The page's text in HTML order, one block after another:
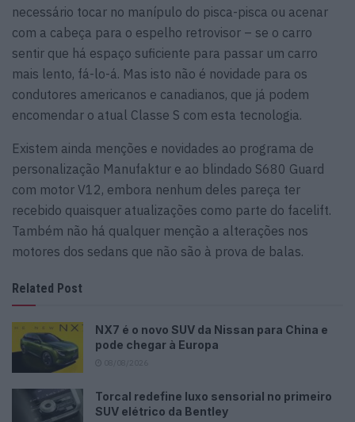
necessário tocar no manípulo do pisca-pisca ou acenar
com a cabeça para o espelho retrovisor – se o carro
sentir que há espaço suficiente para passar um carro
mais lento, fá-lo-á. Mas isto não é novidade para os
condutores americanos e canadianos, que já podem
encomendar o atual Classe S com esta tecnologia.
Existem ainda menções e novidades ao programa de
personalização Manufaktur e ao blindado S680 Guard
com motor V12, embora nenhum deles pareça ter
recebido quaisquer atualizações como parte do facelift.
Também não há qualquer menção a alterações nos
motores dos sedans que não são à prova de balas.
Related Post
NX7 é o novo SUV da Nissan para China e
pode chegar à Europa
Torcal redefine luxo sensorial no primeiro
SUV elétrico da Bentley